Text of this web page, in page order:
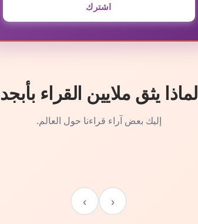
اشترك
لماذا يثق ملايين القراء بأبجد
إليك بعض آراء قراءنا حول العالم.
‹
›